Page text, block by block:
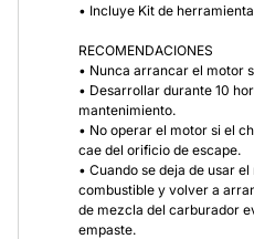
• Incluye Kit de
RECOMENDACIONES
• Nunca arrancar el motor
• Desarrollar durante 10
mantenimiento.
• No operar el motor si el
cae del orificio de escape.
• Cuando se deja de usar
combustible y volver a
de mezcla del carburador
empaste.